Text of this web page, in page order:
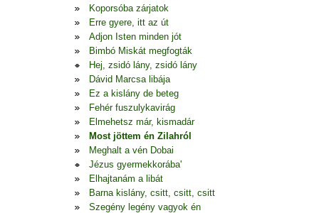
Koporsóba zárjatok
Erre gyere, itt az út
Adjon Isten minden jót
Bimbó Miskát megfogták
Hej, zsidó lány, zsidó lány
Dávid Marcsa libája
Ez a kislány de beteg
Fehér fuszulykavirág
Elmehetsz már, kismadár
Most jöttem én Zilahról
Meghalt a vén Dobai
Jézus gyermekkorába'
Elhajtanám a libát
Barna kislány, csitt, csitt, csitt
Szegény legény vagyok én